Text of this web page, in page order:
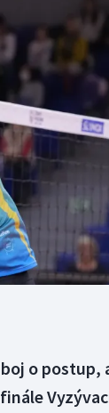
o postup,